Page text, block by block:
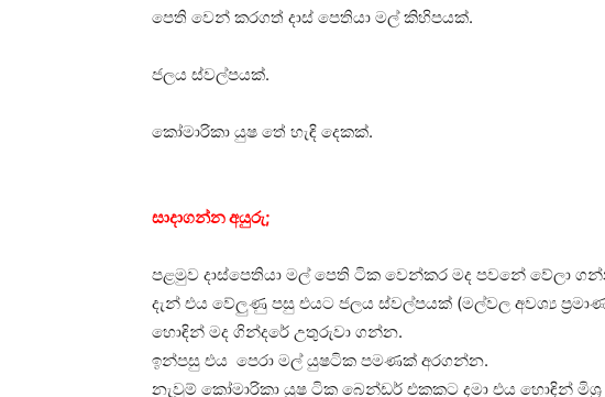
පෙති වෙන් කරගත් දාස් පෙතියා මල් කිහිපයක්.
ජලය ස්වල්පයක්.
කෝමාරිකා යුෂ තේ හැඳි දෙකක්.
සාදාගන්න අයුරු;
පළමුව දාස්පෙතියා මල් පෙති ටික වෙන්කර මද පවනේ වේලා
දැන් එය වේලුණු පසු එයට ජලය ස්වල්පයක් (මල්වල අවශ්‍ය
හොඳින් මද ගින්දරේ උතුරුවා ගන්න.
ඉන්පසු එය පෙරා මල් යුෂටික පමණක් අරගන්න.
නැවුම් කෝමාරිකා යුෂ ටික බෙන්ඩර් එකකට දමා එය හොඳින්